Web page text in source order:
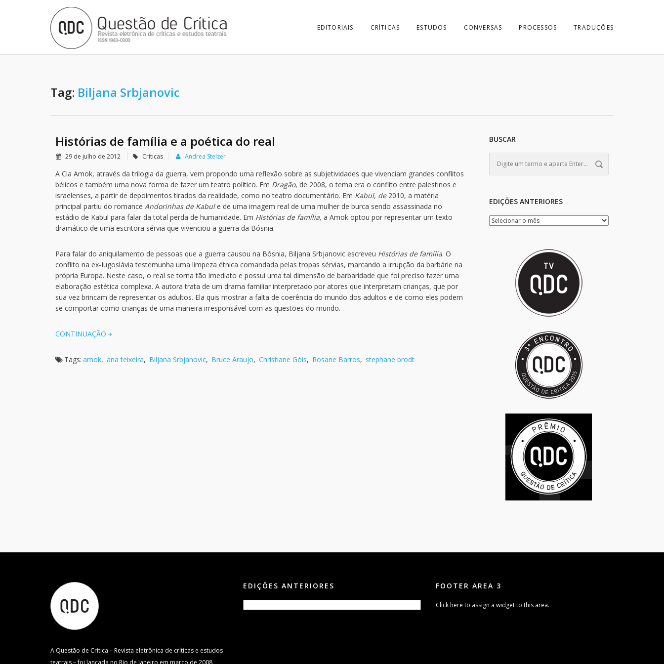
EDITORIAIS CRÍTICAS ESTUDOS CONVERSAS PROCESSOS TRADUÇÕES
Tag: Biljana Srbjanovic
Histórias de família e a poética do real
29 de julho de 2012 Críticas Andrea Stelzer
A Cia Amok, através da trilogia da guerra, vem propondo uma reflexão sobre as subjetividades que vivenciam grandes conflitos
bélicos e também uma nova forma de fazer um teatro político. Em Dragão, de 2008, o tema era o conflito entre palestinos e
israelenses, a partir de depoimentos tirados da realidade, como no teatro documentário. Em Kabul, de2010, a matéria
principal partiu do romance Andorinhas de Kabule de uma imagem real de uma mulher de burca sendo assassinada no
estádio de Kabul para falar da total perda de humanidade. Em Histórias de família, a Amok optou por representar um texto
dramático de uma escritora sérvia que vivenciou a guerra da Bósnia.
Para falar do aniquilamento de pessoas que a guerra causou na Bósnia, Biljana Srbjanovic escreveu Histórias de família. O
conflito na ex-Iugoslávia testemunha uma limpeza étnica comandada pelas tropas sérvias, marcando a irrupção da barbárie na
própria Europa. Neste caso, o real se torna tão imediato e possui uma tal dimensão de barbaridade que foi preciso fazer uma
elaboração estética complexa. A autora trata de um drama familiar interpretado por atores que interpretam crianças, que por
sua vez brincam de representar os adultos. Ela quis mostrar a falta de coerência do mundo dos adultos e de como eles podem
se comportar como crianças de uma maneira irresponsável com as questões do mundo.
CONTINUAÇÃO
Tags: amok, ana teixeira, Biljana Srbjanovic, Bruce Araujo, Christiane Góis, Rosane Barros, stephane brodt
BUSCAR
EDIÇÕES ANTERIORES
A Questão de Crítica – Revista eletrônica de críticas e estudos
teatrais – foi lançada no Rio de Janeiro em março de 2008
EDIÇÕES ANTERIORES FOOTER AREA 3
Click here to assign a widget to this area.